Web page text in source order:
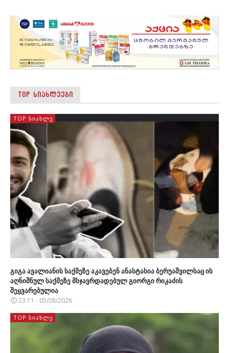
TOP ᲡᲘᲐᲮᲚᲔᲔᲑᲘ
TOP ᲡᲘᲐᲮᲚᲔ
გიგა ავალიანის საქმეზე აკავებენ ანასტასია ბერუაშვილსაც ის
აღნიშნულ საქმეზე მსჯავრდადებულ გიორგი რიკაძის
შეყვარებულია
23:11 - 05/08/2026
TOP ᲡᲘᲐᲮᲚᲔ